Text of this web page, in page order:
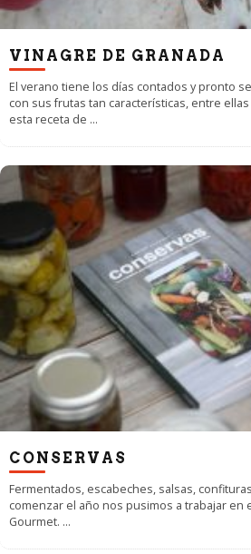
VINAGRE DE GRANADA
El verano tiene los días contados y pronto
con sus frutas tan características, entre
esta receta de ...
CONSERVAS
Fermentados, escabeches, salsas,
comenzar el año nos pusimos a trabajar en
Gourmet. ...